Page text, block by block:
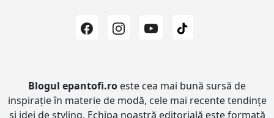
Blogul epantofi.ro este cea mai bună sursă de
inspirație în materie de modă, cele mai recente tendințe
și idei de styling. Echipa noastră editorială este formată